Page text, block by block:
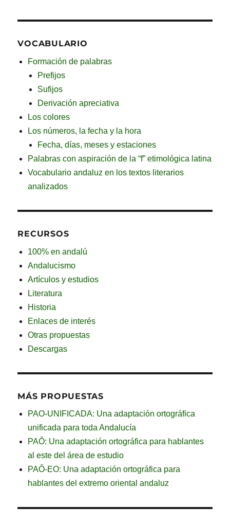
VOCABULARIO
Formación de palabras
Prefijos
Sufijos
Derivación apreciativa
Los colores
Los números, la fecha y la hora
Fecha, días, meses y estaciones
Palabras con aspiración de la “f” etimológica latina
Vocabulario andaluz en los textos literarios
analizados
RECURSOS
100% en andalú
Andalucismo
Artículos y estudios
Literatura
Historia
Enlaces de interés
Otras propuestas
Descargas
MÁS PROPUESTAS
PAO-UNIFICADA: Una adaptación ortográfica
unificada para toda Andalucía
PAÔ: Una adaptación ortográfica para hablantes
al este del área de estudio
PAÔ-EO: Una adaptación ortográfica para
hablantes del extremo oriental andaluz